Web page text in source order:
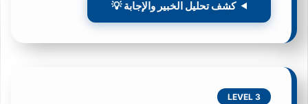
كشف تحليل الخبير والإجابة 💡
LEVEL 3